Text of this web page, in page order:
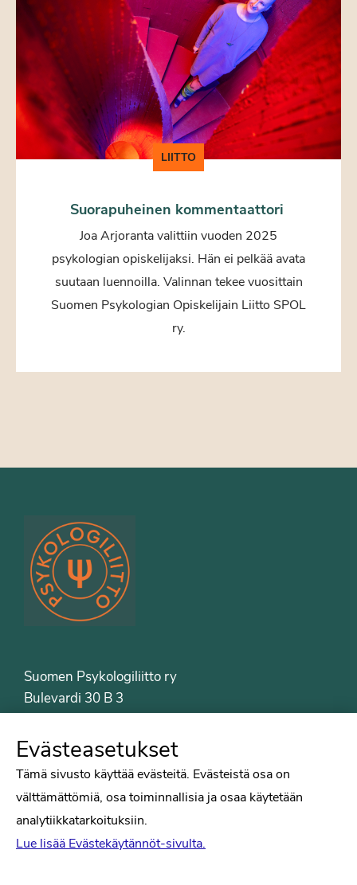
LIITTO
Suorapuheinen kommentaattori
Joa Arjoranta valittiin vuoden 2025
psykologian opiskelijaksi. Hän ei pelkää avata
suutaan luennoilla. Valinnan tekee vuosittain
Suomen Psykologian Opiskelijain Liitto SPOL
ry.
Suomen Psykologiliitto ry
Bulevardi 30 B 3
Puh. 09-6122 9122
Psykologiliiton sivut
Tiede
Puheenvuorot
Evästeasetukset
Tämä sivusto käyttää evästeitä. Evästeistä osa on
välttämättömiä, osa toiminnallisia ja osaa käytetään
analytiikkatarkoituksiin.
Lue lisää Evästekäytännöt-sivulta.